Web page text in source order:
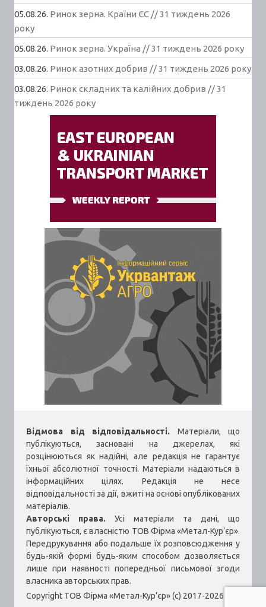
05.08.26. Ринок зерна. Країни ЄС // 31 тиждень 2026
року
05.08.26. Ринок зерна. Україна // 31 тиждень 2026 року
03.08.26. Ринок азотних добрив // 31 тиждень 2026 року
03.08.26. Ринок складних та калійних добрив // 31
тиждень 2026 року
Відмова від відповідальності. Матеріали, що
публікуються, засновані на джерелах, які
розцінюються як надійні, але редакція не гарантує
їхньої абсолютної точності. Матеріали надаються в
інформаційних цілях. Редакція не несе
відповідальності за дії, вжиті на основі опублікованих
матеріалів.
Авторські права. Усі матеріали та дані, що
публікуються, є власністю ТОВ Фірма «Метал-Кур’єр».
Передрукування або подальше їх розповсюдження у
будь-якій формі будь-яким способом дозволяється
лише при наявності попередньої письмової згоди
власника авторських прав.
Copyright ТОВ Фірма «Метал-Кур’єр» (c) 2017-2026